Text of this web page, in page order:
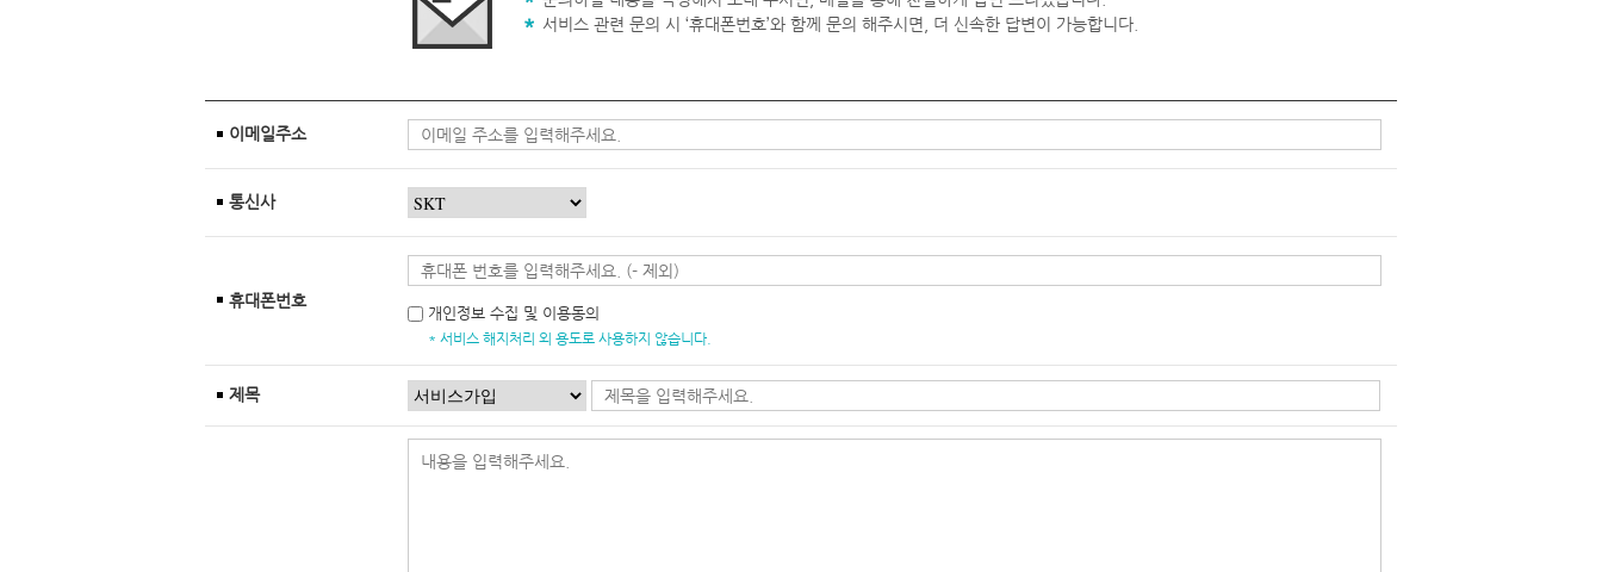
서비스 관련 문의 시 ‘휴대폰번호’와 함께 문의 해주시면, 더 신속한 답변이 가능합니다.
이메일주소
통신사
휴대폰번호
개인정보 수집 및 이용동의
* 서비스 해지처리 외 용도로 사용하지 않습니다.
제목